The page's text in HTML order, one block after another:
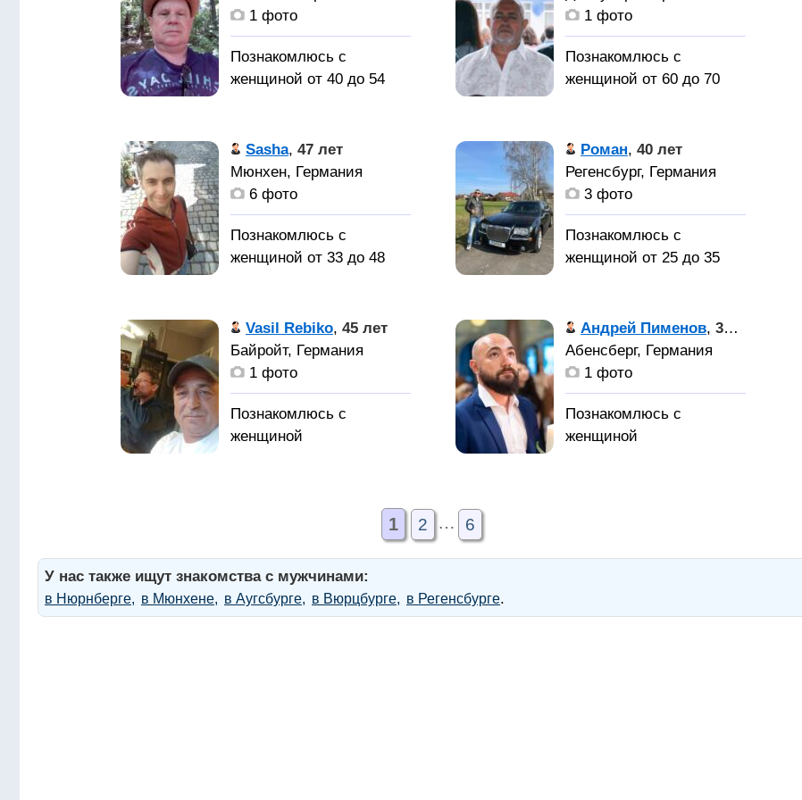
родился в России.
отношений.
Симпатичный, стройный
глупой девушкой для
серьёзных отношений.
1 фото
Познакомлюсь с
женщиной от 40 до 54
Женьщину
для серьёзных
отношенний
1 фото
Познакомлюсь с
женщиной от 60 до 70
Беженец из
Украины, 2014г. Луганск,
04. 03. 2022. из Харькова,
лагере, хочу найти
женщину для создания
Sasha, 47 лет
Мюнхен, Германия
6 фото
Познакомлюсь с
женщиной от 33 до 48
Познакомлюсь с дев/жен
для серьезных
Мюнхен.
Роман, 40 лет
Регенсбург, Германия
3 фото
Познакомлюсь с
женщиной от 25 до 35
Интересную
симпотичную девушку
для серёзных
Vasil Rebiko, 45 лет
Байройт, Германия
1 фото
Андрей Пименов, 37 лет
Абенсберг, Германия
1 фото
1 2 … 6
У нас также ищут знакомства с мужчинами:
в Нюрнберге в Мюнхене в Аугсбурге в Вюрцбурге в Регенсбурге.